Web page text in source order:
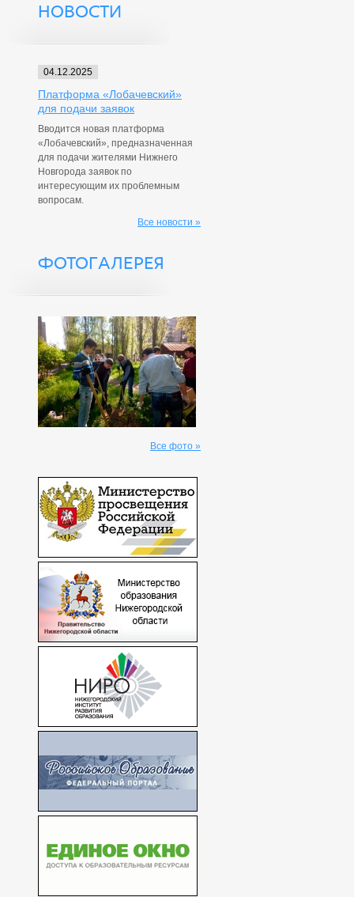
НОВОСТИ
04.12.2025
Платформа «Лобачевский»
для подачи заявок
Вводится новая платформа
«Лобачевский», предназначенная
для подачи жителями Нижнего
Новгорода заявок по
интересующим их проблемным
вопросам.
Все новости »
ФОТОГАЛЕРЕЯ
Все фото »